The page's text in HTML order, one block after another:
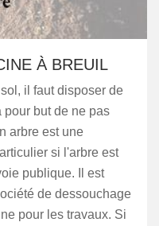
À BREUIL
il faut disposer de
but de ne pas
arbre est une
si l'arbre est
publique. Il est
de dessouchage
pour les travaux. Si